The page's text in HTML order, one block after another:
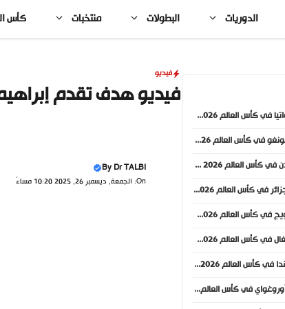
الدوريات البطولات منتخبات كأس
فيديو
فيديو هدف تقدم
ByDr TALBI
On: الجمعة, ديسمبر 26, 2025 10:20 مساءً
موعد مباراة إنجلترا وكرواتيا في كأس العالم 2026 والقنوات الناقلة
موعد مباراة البرتغال والكونغو في كأس العالم 2026 والقنوات الناقلة
موعد مباراة النمسا والأردن في كأس العالم 2026 والقنوات الناقلة
موعد مباراة الأرجنتين والجزائر في كأس العالم 2026 والقنوات الناقلة
موعد مباراة العراق والنرويج في كأس العالم 2026 والقنوات الناقلة
موعد مباراة فرنسا والسنغال في كأس العالم 2026 والقنوات الناقلة
موعد مباراة إيران ونيوزيلندا في كأس العالم 2026 والقنوات الناقلة
موعد مباراة السعودية وأوروغواي في كأس العالم 2026 والقنوات الناقلة